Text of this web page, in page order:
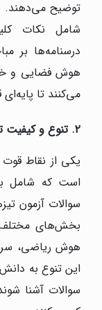
توضیح می‌دهند.
شامل نکات
درسنامه‌ها بر
هوش فضایی و
می‌کنند تا
۲.تنوع و
یکی از نقاط
است که شامل
سوالات آزمون
بخش‌های مختلف
هوش ریاضی،
این تنوع به
سوالات آشنا